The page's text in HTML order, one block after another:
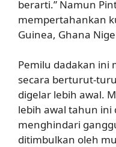
berarti.” Namun
mempertahankan
Guinea, Ghana
Pemilu dadakan ini
secara berturut-
digelar lebih awal.
lebih awal tahun
menghindari
ditimbulkan oleh